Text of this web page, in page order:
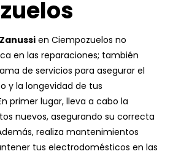
en Ciempozuelos no
en las reparaciones; también
de servicios para asegurar el
y la longevidad de tus
primer lugar, lleva a cabo la
nuevos, asegurando su correcta
realiza mantenimientos
tus electrodomésticos en las